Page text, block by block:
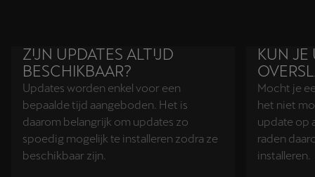
ZIJN UPDATES ALTIJD
BESCHIKBAAR?
Updates worden enkel voor een
bepaalde tijd aangeboden. Het is
daarom belangrijk om updates zo
spoedig mogelijk te installeren zodra ze
beschikbaar zijn.
KUN JE
Mocht je
het niet
update op
raden
installeren.